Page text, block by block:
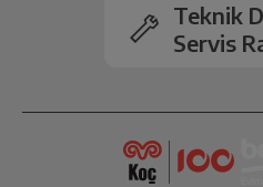
Teknik
Servis